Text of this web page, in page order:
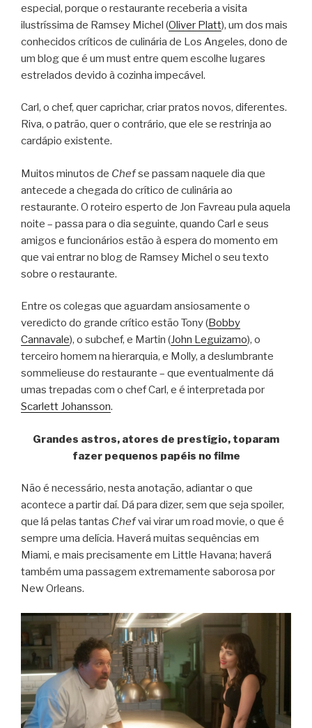
especial, porque o restaurante receberia a visita
ilustríssima de Ramsey Michel (Oliver Platt), um dos mais
conhecidos críticos de culinária de Los Angeles, dono de
um blog que é um must entre quem escolhe lugares
estrelados devido à cozinha impecável.
Carl, o chef, quer caprichar, criar pratos novos, diferentes.
Riva, o patrão, quer o contrário, que ele se restrinja ao
cardápio existente.
Muitos minutos de Chefse passam naquele dia que
antecede a chegada do crítico de culinária ao
restaurante. O roteiro esperto de Jon Favreau pula aquela
noite – passa para o dia seguinte, quando Carl e seus
amigos e funcionários estão à espera do momento em
que vai entrar no blog de Ramsey Michel o seu texto
sobre o restaurante.
Entre os colegas que aguardam ansiosamente o
veredicto do grande crítico estão Tony (Bobby
Cannavale), o subchef, e Martin (John Leguizamo), o
terceiro homem na hierarquia, e Molly, a deslumbrante
sommelieuse do restaurante – que eventualmente dá
umas trepadas com o chef Carl, e é interpretada por
Scarlett Johansson.
Grandes astros, atores de prestígio, toparam
fazer pequenos papéis no filme
Não é necessário, nesta anotação, adiantar o que
acontece a partir daí. Dá para dizer, sem que seja spoiler,
que lá pelas tantas Chefvai virar um road movie, o que é
sempre uma delícia. Haverá muitas sequências em
Miami, e mais precisamente em Little Havana; haverá
também uma passagem extremamente saborosa por
New Orleans.